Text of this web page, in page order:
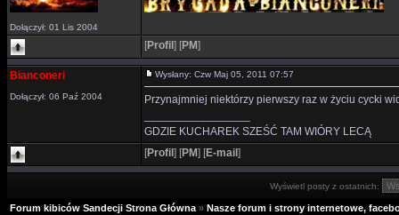
Dołączył: 01 Lis 2004
[Profil ] [PM]
Bianconeri
Dołączył: 06 Paź 2004
Wysłany: Czw Maj 05, 2011 07:57
Przynajmniej niektórzy pierwszy raz w życiu cycki
GDZIE KUCHAREK SZEŚĆ TAM WIÓRY LECĄ
[Profil ] [PM] [E-mail ]
Wyświetl posty z ostatnich:
Forum kibiców Sandecji Strona Główna » Nasze forum i strony internetowe,